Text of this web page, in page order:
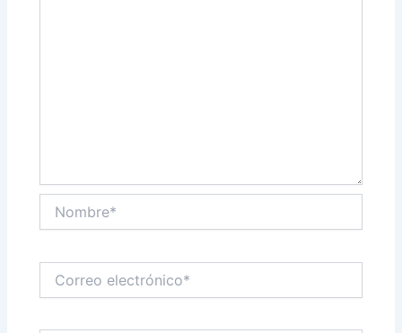
electrónico*